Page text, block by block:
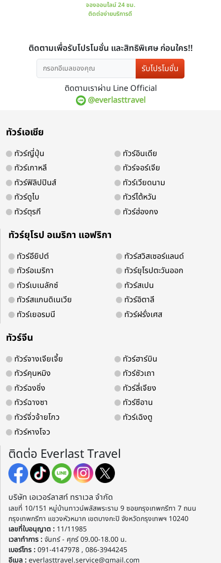
ทัวร์ซินเจียงกลาง อี้หนิง ชมดอกไม้ป่า
หญ้านาราถี อุทยานดอกไม้เทียนซาน ทะ
หญ้าคาลาจุ้น แกรนด์แคนยอนคั่วเคซู ต
มูฉี นั่งรถไฟความเร็วสูง 8 วัน 6 คืน กิ
ดาวทุกคืน (ทัวร์ไม่ลงร้านช้อป)
ระยะเวลา โรงแรม
ไฮไลท์สนามบินสุวรรณภูมิ – เมืองลั่วหยาง - เมืองอูรูมูฉี - เมืองอูรูมูฉี
ยอนขุยถุน – ถนน Duku Highway ป้ายหลักกิโลเมตรที่ศูนย์ – เมืองจิ
ทะเลสาบไซลี่มู่ (รวมรถอุทยาน) – สะพาน The Guozigou Bridge –
ยอนคั่วเคซู – แม่น้ำคูเนส - ทุ่งหญ้าคาลาจุ้น – เมืองซินหยวน - ทุ่งหญ้
ซาน - ทุ่งดอกลาเวนเดอร์ – ประตู SILK ROAD
ส.ค. 11-18 / 25-1
รับโปรโมชั่น
ติดตามเราผ่าน Line Official
@everlasttravel
ทัวร์เอเชีย
ทัวร์ญี่ปุ่น
ทัวร์เกาหลี
ทัวร์ฟิลิปปินส์
ทัวร์ดูไบ
ทัวร์ตุรกี
ทัวร์อินเดีย
ทัวร์จอร์เจีย
ทัวร์เวียดนาม
ทัวร์ไต้หวัน
ทัวร์ฮ่องกง
ทัวร์ยุโรป อเมริกา แอฟริกา
ทัวร์อียิปต์
ทัวร์อเมริกา
ทัวร์เบเนลักซ์
ทัวร์สแกนดิเนเวีย
ทัวร์เยอรมนี
ทัวร์สวิสเซอร์แลนด์
ทัวร์ยุโรปตะวันออก
ทัวร์สเปน
ทัวร์อิตาลี
ทัวร์ฝรั่งเศส
ทัวร์จีน
ทัวร์จางเจียเจี้ย
ทัวร์คุนหมิง
ทัวร์ฉงชิ่ง
ทัวร์ฉางซา
ทัวร์จิ่วจ้ายโกว
ทัวร์หางโจว
ทัวร์ฮาร์บิน
ทัวร์ซัวเถา
ทัวร์ลี่เจียง
ทัวร์ซีอาน
ทัวร์เฉิงตู
ติดต่อ Everlast Travel
บริษัท เอเวอร์ลาสท์ ทราเวล จำกัด
เลขที่ 10/151 หมู่บ้านทาวน์พลัสพระราม 9 ซอยกรุงเทพกรีฑา 7 ถนน
กรุงเทพกรีฑา แขวงหัวหมาก เขตบางกะปิ จังหวัดกรุงเทพฯ 10240
เลขที่ใบอนุญาต : 11/11985
เวลาทำการ :จันทร์ - ศุกร์ 09.00-18.00 น.
เบอร์โทร :091-4147978 , 086-3944245
อีเมล :everlasttravel.service@gmail.com